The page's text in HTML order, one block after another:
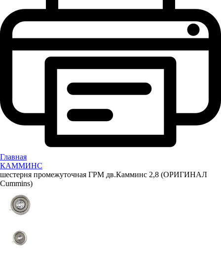
Главная
КАММИНС
шестерня промежуточная ГРМ дв.Камминс 2,8 (ОРИГИНАЛ
Cummins)